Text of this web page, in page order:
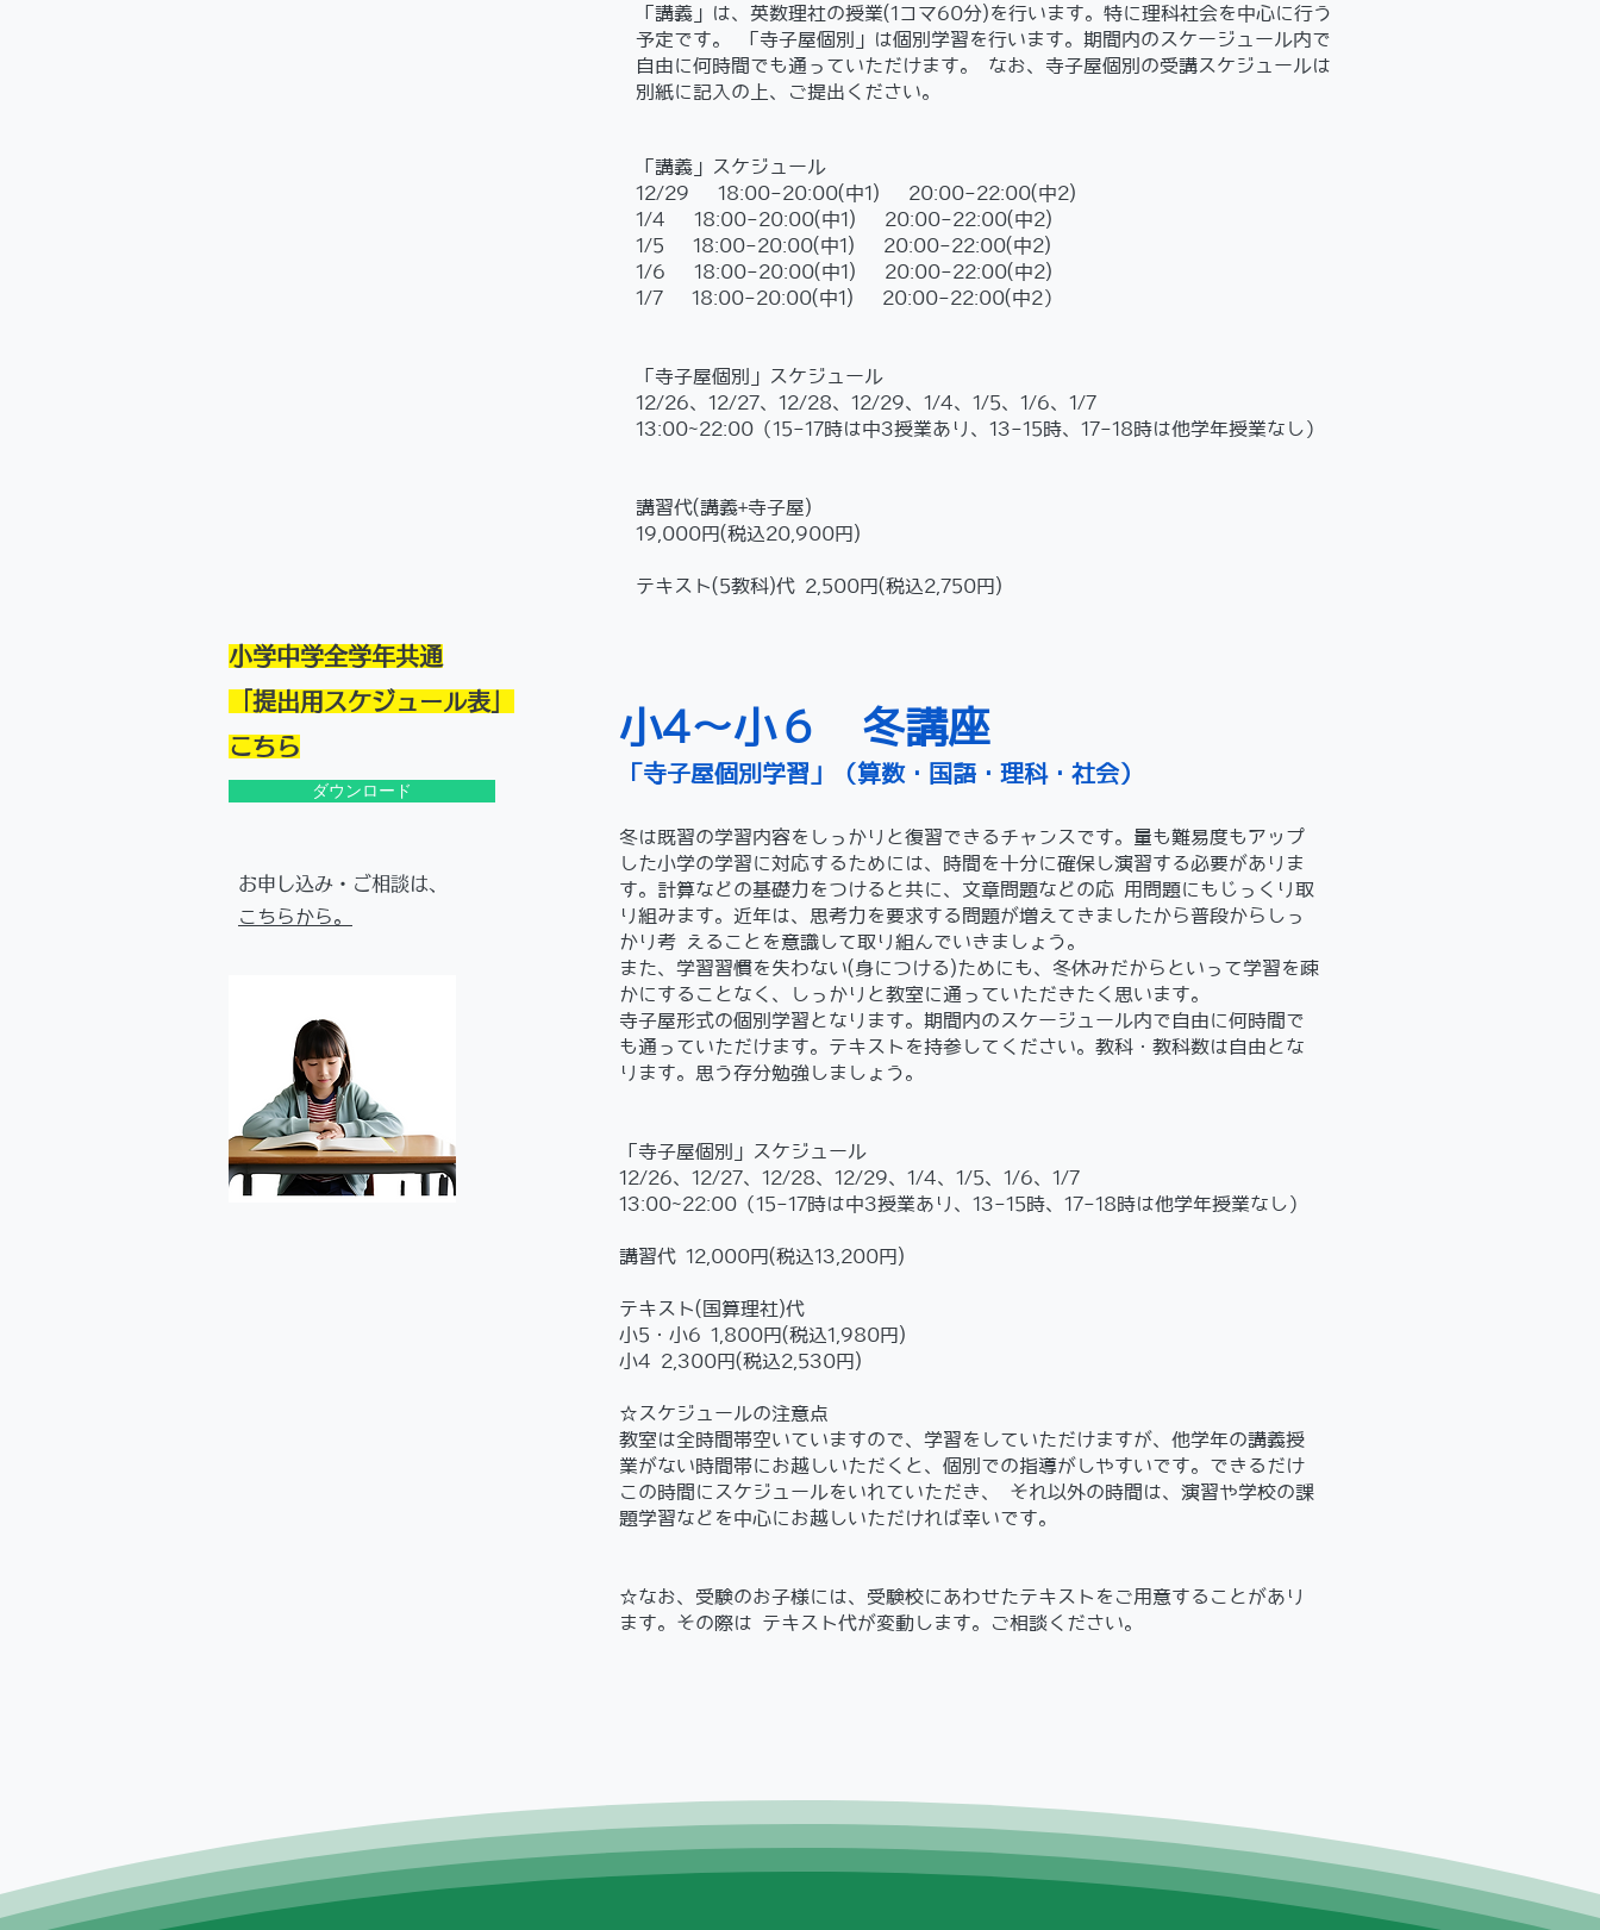
「講義」は、英数理社の授業(1コマ60分)を行います。特に理科社会を中心に行う
予定です。 「寺子屋個別」は個別学習を行います。期間内のスケージュール内で
自由に何時間でも通っていただけます。 なお、寺子屋個別の受講スケジュールは
別紙に記入の上、ご提出ください。
「講義」スケジュール
12/29 18:00-20:00(中1) 20:00-22:00(中2)
1/4 18:00-20:00(中1) 20:00-22:00(中2)
1/5 18:00-20:00(中1) 20:00-22:00(中2)
1/6 18:00-20:00(中1) 20:00-22:00(中2)
1/7 18:00-20:00(中1) 20:00-22:00(中2）
「寺子屋個別」スケジュール
12/26、12/27、12/28、12/29、1/4、1/5、1/6、1/7
13:00~22:00（15-17時は中3授業あり、13-15時、17-18時は他学年授業なし）
講習代(講義+寺子屋)
19,000円(税込20,900円)
テキスト(5教科)代 2,500円(税込2,750円)
小学中学全学年共通
「提出用スケジュール表」
​こちら
ダウンロード
お申し込み・ご相談は、
​こちらから。
小4〜小６ 冬講座
「寺子屋個別学習」（算数・国語・理科・社会）
冬は既習の学習内容をしっかりと復習できるチャンスです。量も難易度もアップ
した小学の学習に対応するためには、時間を十分に確保し演習する必要がありま
す。計算などの基礎力をつけると共に、文章問題などの応 用問題にもじっくり取
り組みます。近年は、思考力を要求する問題が増えてきましたから普段からしっ
かり考 えることを意識して取り組んでいきましょう。
また、学習習慣を失わない(身につける)ためにも、冬休みだからといって学習を疎
かにすることなく、しっかりと教室に通っていただきたく思います。
寺子屋形式の個別学習となります。期間内のスケージュール内で自由に何時間で
も通っていただけます。テキストを持参してください。教科・教科数は自由とな
ります。思う存分勉強しましょう。
「寺子屋個別」スケジュール
12/26、12/27、12/28、12/29、1/4、1/5、1/6、1/7
13:00~22:00（15-17時は中3授業あり、13-15時、17-18時は他学年授業なし）
講習代 12,000円(税込13,200円)
テキスト(国算理社)代
小5・小6 1,800円(税込1,980円)
小4 2,300円(税込2,530円)
☆スケジュールの注意点
教室は全時間帯空いていますので、学習をしていただけますが、他学年の講義授
業がない時間帯にお越しいただくと、個別での指導がしやすいです。できるだけ
この時間にスケジュールをいれていただき、 それ以外の時間は、演習や学校の課
題学習などを中心にお越しいただければ幸いです。
☆なお、受験のお子様には、受験校にあわせたテキストをご用意することがあり
ます。その際は テキスト代が変動します。ご相談ください。